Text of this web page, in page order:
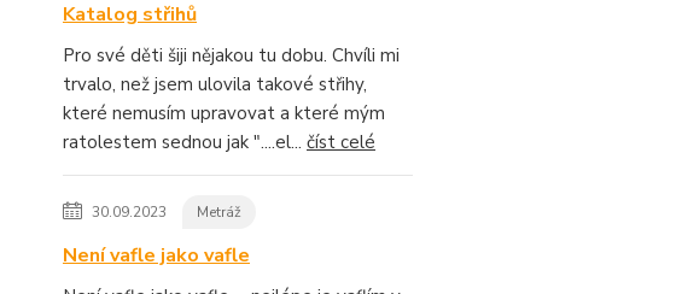
Katalog střihů
Pro své děti šiji nějakou tu dobu. Chvíli mi
trvalo, než jsem ulovila takové střihy,
které nemusím upravovat a které mým
ratolestem sednou jak "....el... číst celé
30.09.2023 Metráž
Není vafle jako vafle